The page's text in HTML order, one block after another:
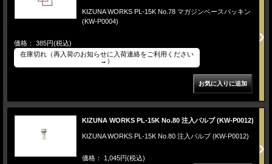
KIZUNA WORKS PL-15K No.78 マガジンベースパッキン
(KW-P0004)
価格： 385円(税込)
在庫切れ（再入荷のお知らせに入荷連絡をご利用ください
→）
KIZUNA WORKS PL-15K No.80 注入バルブ (KW-P0012)
KIZUNA WORKS PL-15K No.80 注入バルブ (KW-P0012)
価格： 1,045円(税込)